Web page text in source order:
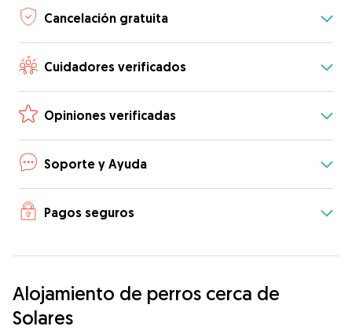
Cancelación gratuita
Cuidadores verificados
Opiniones verificadas
Soporte y Ayuda
Pagos seguros
Alojamiento de perros cerca de
Solares